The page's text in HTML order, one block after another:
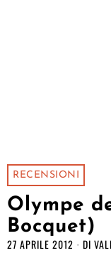
RECENSIONI
Olympe
Bocquet)
27 APRILE 2012 DI